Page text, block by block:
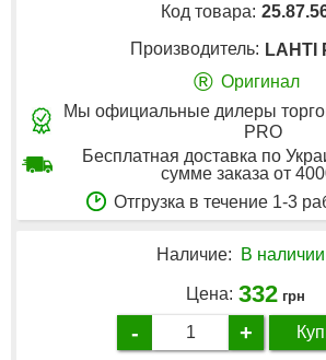
Код товара:
Производитель: LAHTI
® Оригинал
Мы официальные дилеры
PRO
Бесплатная доставка по
сумме заказа от
Отгрузка в течение 1-3
Наличие: В наличии
Цена: 332 грн
- +